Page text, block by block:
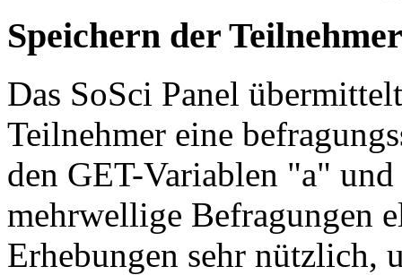
Speichern der
Das SoSci Panel
Teilnehmer eine
den GET-Variablen "a"
mehrwellige Befragungen
Erhebungen sehr nützlich,